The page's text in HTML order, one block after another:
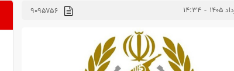
۱۴:۳۴ - ۹۰۹۵۷۵۶